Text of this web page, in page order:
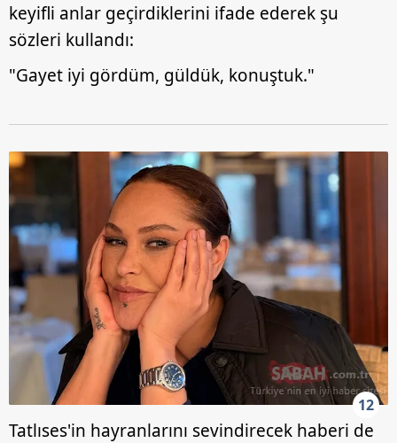
keyifli anlar geçirdiklerini ifade ederek şu
sözleri kullandı:
"Gayet iyi gördüm, güldük, konuştuk."
12
Tatlıses'in hayranlarını sevindirecek haberi de